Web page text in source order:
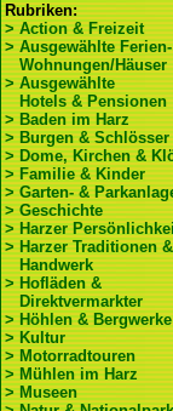
Rubriken:
> Action & Freizeit
> Ausgewählte
Wohnungen/Häuser
> Ausgewählte
Hotels & Pensionen
> Baden im Harz
> Burgen & Schlösser
> Dome, Kirchen &
> Familie & Kinder
> Garten- &
> Geschichte
> Harzer
> Harzer Traditionen &
Handwerk
> Hofläden &
Direktvermarkter
> Höhlen & Bergwerke
> Kultur
> Motorradtouren
> Mühlen im Harz
> Museen